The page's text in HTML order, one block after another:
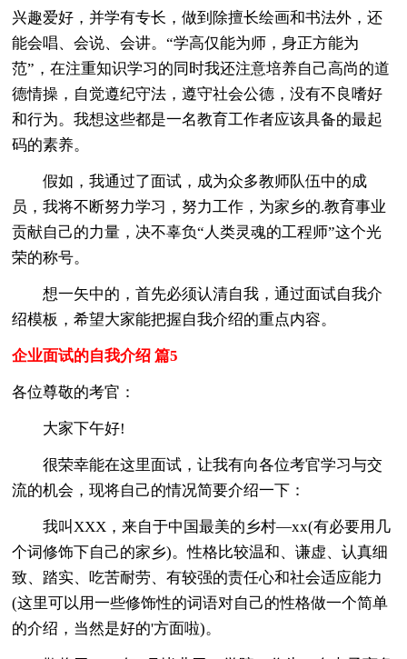
兴趣爱好，并学有专长，做到除擅长绘画和书法外，还
能会唱、会说、会讲。“学高仅能为师，身正方能为
范”，在注重知识学习的同时我还注意培养自己高尚的道
德情操，自觉遵纪守法，遵守社会公德，没有不良嗜好
和行为。我想这些都是一名教育工作者应该具备的最起
码的素养。
假如，我通过了面试，成为众多教师队伍中的成
员，我将不断努力学习，努力工作，为家乡的.教育事业
贡献自己的力量，决不辜负“人类灵魂的工程师”这个光
荣的称号。
想一矢中的，首先必须认清自我，通过面试自我介
绍模板，希望大家能把握自我介绍的重点内容。
企业面试的自我介绍 篇5
各位尊敬的考官：
大家下午好!
很荣幸能在这里面试，让我有向各位考官学习与交
流的机会，现将自己的情况简要介绍一下：
我叫XXX，来自于中国最美的乡村—xx(有必要用几
个词修饰下自己的家乡)。性格比较温和、谦虚、认真细
致、踏实、吃苦耐劳、有较强的责任心和社会适应能力
(这里可以用一些修饰性的词语对自己的性格做一个简单
的介绍，当然是好的'方面啦)。